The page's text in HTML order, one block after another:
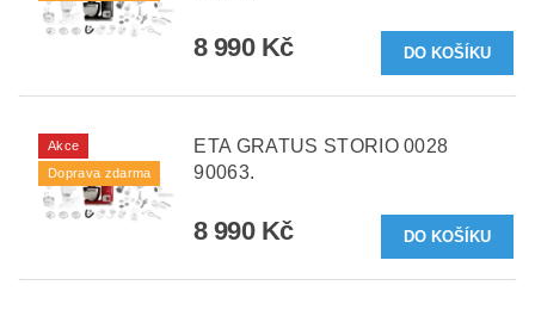
8 990 Kč
Akce
Doprava zdarma
ETA GRATUS STORIO 0028
90063.
8 990 Kč